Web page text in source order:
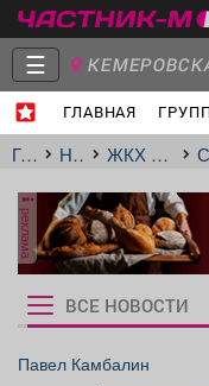
☰
ГЛАВНАЯ
Главная
Объявления
ГлавнаяНовостиЖКХ и недвижимость
реклама
Рукбрики
новостей
ВСЕ НОВОСТИ
Павел Камбалин